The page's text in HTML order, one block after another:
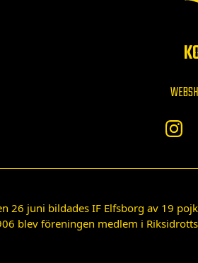
26 juni bildades IF Elfsborg av 19
blev föreningen medlem i